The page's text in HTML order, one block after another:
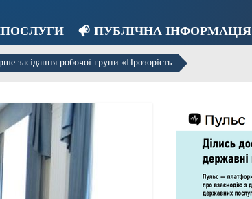
ПУБЛІЧНА ІНФОРМАЦІЯ
засідання робочої групи «Прозорість